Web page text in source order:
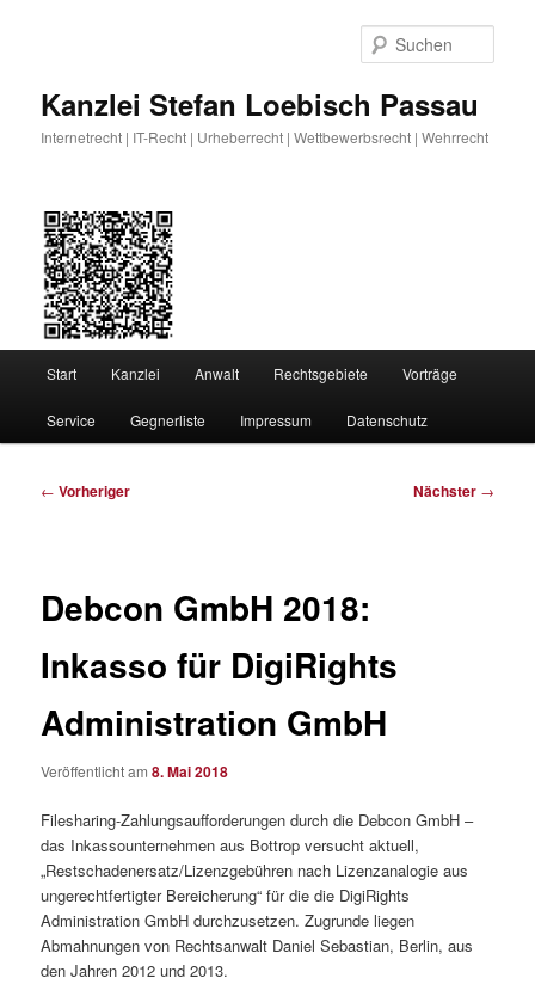
Kanzlei Stefan Loebisch Passau
Internetrecht | IT-Recht | Urheberrecht | Wettbewerbsrecht | Wehrrecht
Start Kanzlei Anwalt Rechtsgebiete Vorträge
Service Gegnerliste Impressum Datenschutz
Beitragsnavigation
← Vorheriger Nächster →
Debcon GmbH 2018:
Inkasso für DigiRights
Administration GmbH
Veröffentlicht am8. Mai 2018
Filesharing-Zahlungsaufforderungen durch die Debcon GmbH –
das Inkassounternehmen aus Bottrop versucht aktuell,
„Restschadenersatz/Lizenzgebühren nach Lizenzanalogie aus
ungerechtfertigter Bereicherung“ für die die DigiRights
Administration GmbH durchzusetzen. Zugrunde liegen
Abmahnungen von Rechtsanwalt Daniel Sebastian, Berlin, aus
den Jahren 2012 und 2013.